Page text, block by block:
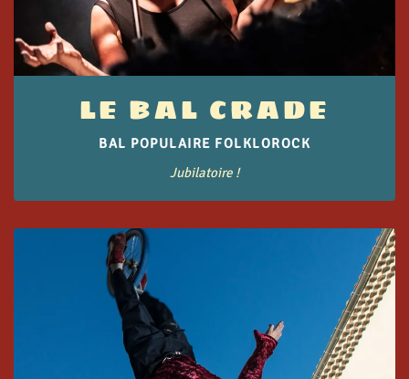
LE BAL CRADE
BAL POPULAIRE FOLKLOROCK
Jubilatoire !